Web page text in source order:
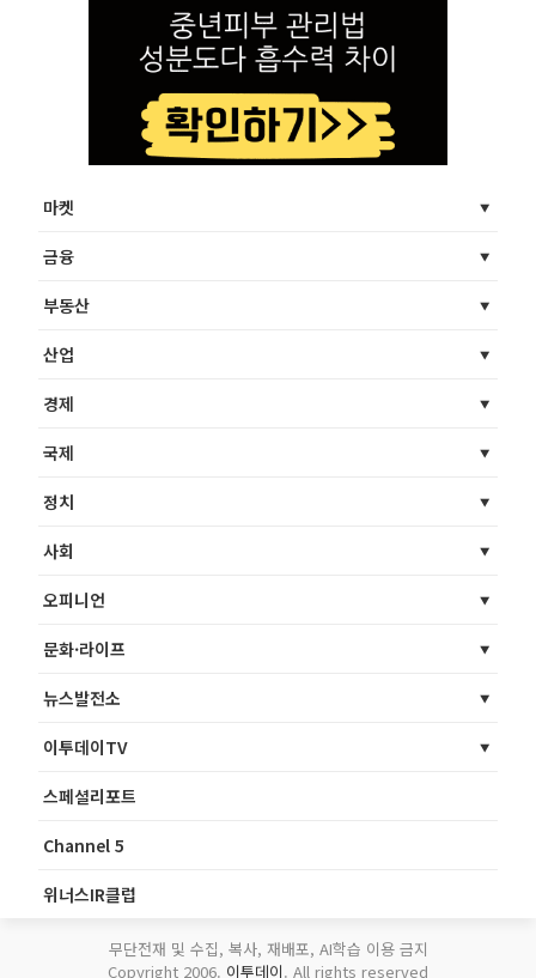
마켓
금융
부동산
산업
경제
국제
정치
사회
오피니언
문화·라이프
뉴스발전소
이투데이TV
스페셜리포트
Channel 5
위너스IR클럽
무단전재 및 수집, 복사, 재배포, AI학습 이용 금지
Copyright 2006. 이투데이. All rights reserved